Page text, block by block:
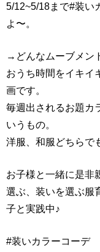
5/12~5/18まで#装い
よ〜。
→どんなムーブメン
おうち時間をイキイ
画です。
毎週出されるお題カ
いうもの。
洋服、和服どちらで
お子様と一緒に是非
選ぶ、装いを選ぶ服
子と実践中♪
#装いカラーコーデ